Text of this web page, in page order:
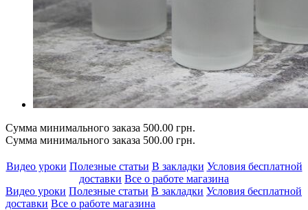
Сумма минимального заказа 500.00 грн.
Сумма минимального заказа 500.00 грн.
Видео уроки Полезные статьи В закладки Условия бесплатной
доставки Все о работе магазина
Видео уроки Полезные статьи В закладки Условия бесплатной
доставки Все о работе магазина